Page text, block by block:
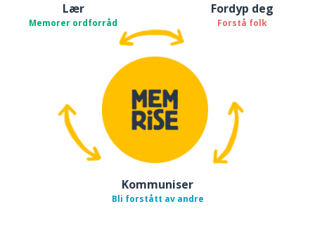
Lær
Memorer ordforråd
Fordyp deg
Forstå folk
Kommuniser
Bli forstått av andre